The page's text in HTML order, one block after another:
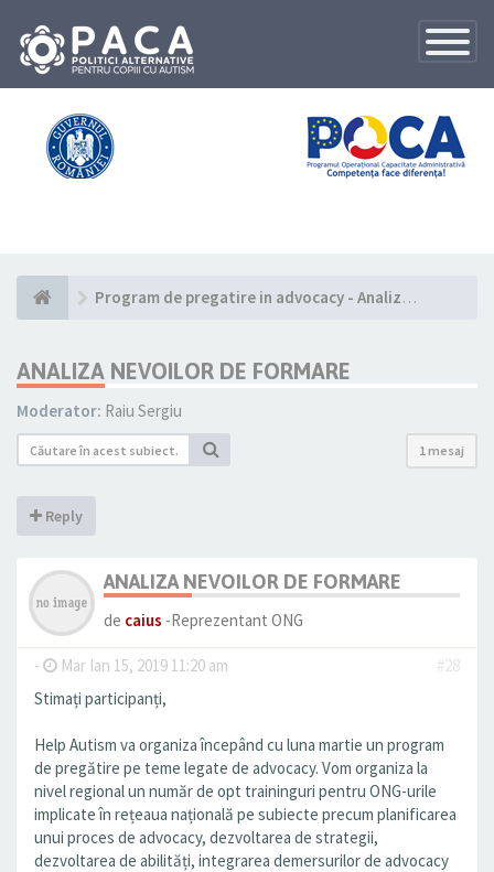
Toggle
Program de pregatire in advocacy - Analiza nevoilor de formare
ANALIZA NEVOILOR DE FORMARE
Moderator: Raiu Sergiu
1 mesaj
Reply
ANALIZA NEVOILOR DE FORMARE
de caius -Reprezentant ONG
- Mar Ian 15, 2019 11:20 am
#28
Stimați participanți,
Help Autism va organiza începând cu luna martie un program
de pregătire pe teme legate de advocacy. Vom organiza la
nivel regional un număr de opt traininguri pentru ONG-urile
implicate în rețeaua națională pe subiecte precum planificarea
unui proces de advocacy, dezvoltarea de strategii,
dezvoltarea de abilități, integrarea demersurilor de advocacy